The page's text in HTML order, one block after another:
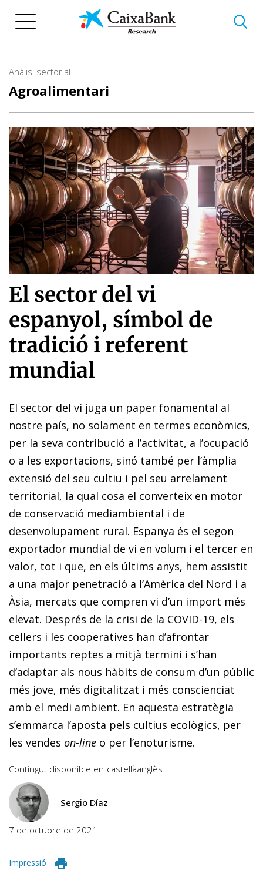
Anàlisi sectorial
Agroalimentari
El sector del vi
espanyol, símbol de
tradició i referent
mundial
El sector del vi juga un paper fonamental al
nostre país, no solament en termes econòmics,
per la seva contribució a l’activitat, a l’ocupació
o a les exportacions, sinó també per l’àmplia
extensió del seu cultiu i pel seu arrelament
territorial, la qual cosa el converteix en motor
de conservació mediambiental i de
desenvolupament rural. Espanya és el segon
exportador mundial de vi en volum i el tercer en
valor, tot i que, en els últims anys, hem assistit
a una major penetració a l’Amèrica del Nord i a
Àsia, mercats que compren vi d’un import més
elevat. Després de la crisi de la COVID-19, els
cellers i les cooperatives han d’afrontar
importants reptes a mitjà termini i s’han
d’adaptar als nous hàbits de consum d’un públic
més jove, més digitalitzat i més conscienciat
amb el medi ambient. En aquesta estratègia
s’emmarca l’aposta pels cultius ecològics, per
les vendes on-line o per l’enoturisme.
Contingut disponible en castellàanglès
Sergio Díaz
7 de octubre de 2021
Impressió